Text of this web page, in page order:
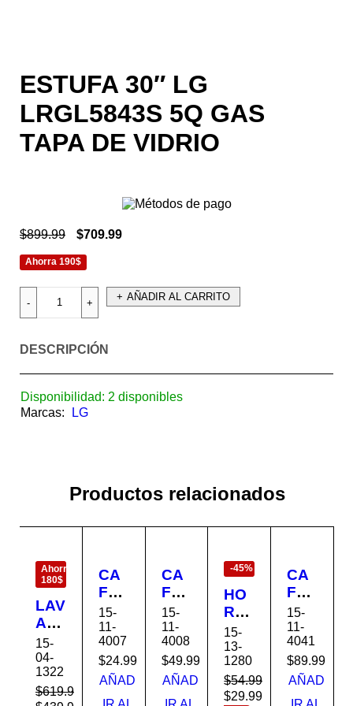
ESTUFA 30″ LG
LRGL5843S 5Q GAS
TAPA DE VIDRIO
$899.99 $709.99
Ahorra 190$
AÑADIR AL CARRITO
DESCRIPCIÓN
Disponibilidad: 2 disponibles
Marcas:
LG
Productos relacionados
Ahorra
180$
LAV
AD
OR
A
AU
TO
15-
04-
1322
$619.99
CA
FET
ER
A
BV
ST
DC
S12
15-
11-
4007
$24.99
AÑAD
CA
FET
ER
A
BV
ST
DC
440
15-
11-
4008
$49.99
AÑAD
-45%
HO
RN
O
TO
STA
DO
R
15-
13-
1280
$54.99
$29.99
Ahorra
CA
FET
ER
A
BV
ST
DC
339
15-
11-
4041
$89.99
AÑAD